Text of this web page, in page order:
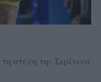
στέψη της Σιρίνινα